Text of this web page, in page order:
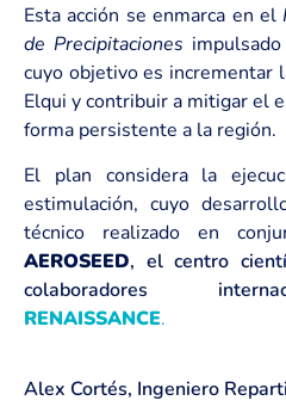
Esta acción se enmarca en el
de Precipitaciones
cuyo objetivo es incrementar
Elqui y contribuir a mitigar el
forma persistente a la región.
El plan considera la
estimulación, cuyo
técnico realizado en
AEROSEED, el centro
colaboradores
RENAISSANCE.
Alex Cortés, Ingeniero